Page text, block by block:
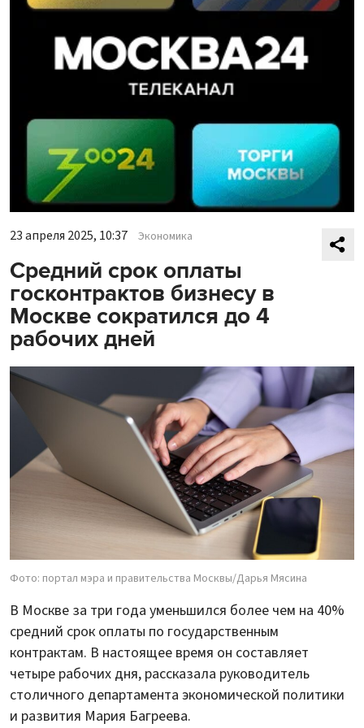
23 апреля 2025, 10:37 Экономика
Средний срок оплаты
госконтрактов бизнесу в
Москве сократился до 4
рабочих дней
Фото: портал мэра и правительства Москвы/Дарья Мясина
В Москве за три года уменьшился более чем на 40%
средний срок оплаты по государственным
контрактам. В настоящее время он составляет
четыре рабочих дня, рассказала руководитель
столичного департамента экономической политики
и развития Мария Багреева.